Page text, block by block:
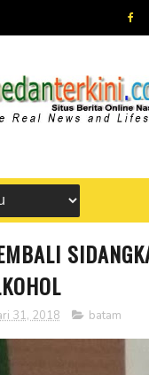
31, 2018 batam